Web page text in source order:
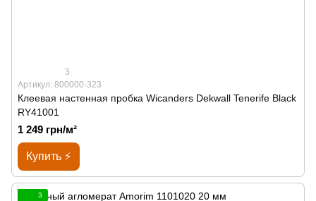
3
Артикул: 800000-323
Клеевая настенная пробка Wicanders Dekwall Tenerife Black
RY41001
1 249 грн/м²
Купить ⚡
3